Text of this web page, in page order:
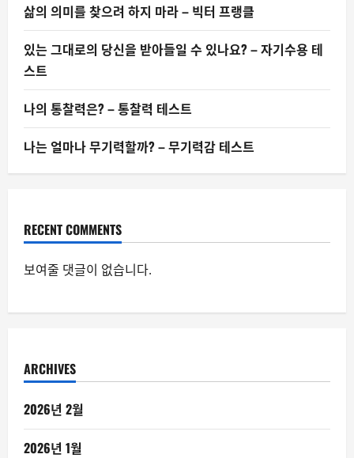
테
스
트
삶의 의미를 찾으려 하지 마라 – 빅터 프랭클
있는 그대로의 당신을 받아들일 수 있나요? – 자기수용 테
스트
나의 통찰력은? – 통찰력 테스트
나는 얼마나 무기력할까? – 무기력감 테스트
RECENT COMMENTS
보여줄 댓글이 없습니다.
ARCHIVES
2026년 2월
2026년 1월